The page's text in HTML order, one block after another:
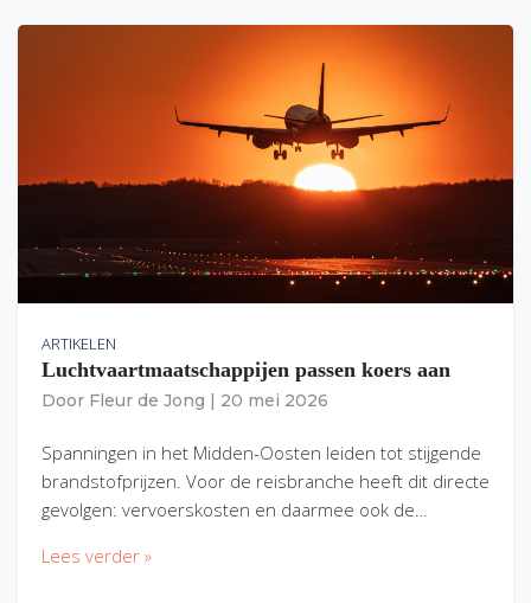
ARTIKELEN
Luchtvaartmaatschappijen passen koers aan
Door Fleur de Jong 20 mei 2026
Spanningen in het Midden-Oosten leiden tot stijgende
brandstofprijzen. Voor de reisbranche heeft dit directe
gevolgen: vervoerskosten en daarmee ook de…
Lees verder »